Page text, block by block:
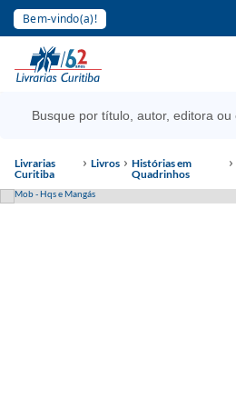
Bem-vindo(a)!
Livrarias
Curitiba
Livros
Histórias em
Quadrinhos